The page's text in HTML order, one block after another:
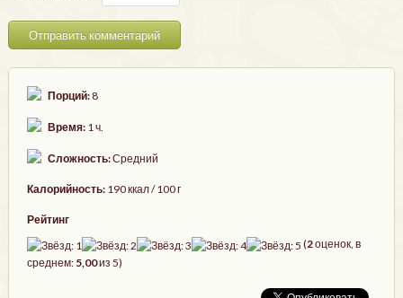
Порций:8
Время:1 ч.
Сложность:Средний
Калорийность:190 ккал / 100 г
Рейтинг
(2оценок, в
среднем: 5,00из 5)